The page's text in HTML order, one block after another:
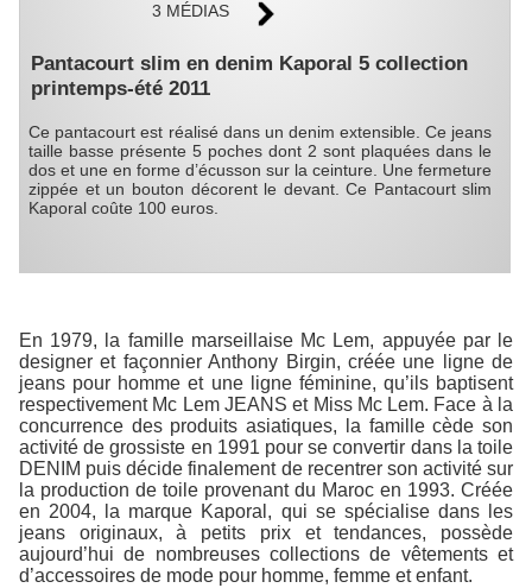
3 MÉDIAS
Pantacourt slim en denim Kaporal 5 collection
printemps-été 2011
Ce pantacourt est réalisé dans un denim extensible. Ce jeans
taille basse présente 5 poches dont 2 sont plaquées dans le
dos et une en forme d’écusson sur la ceinture. Une fermeture
zippée et un bouton décorent le devant. Ce Pantacourt slim
Kaporal coûte 100 euros.
En 1979, la famille marseillaise Mc Lem, appuyée par le
designer et façonnier Anthony Birgin, créée une ligne de
jeans pour homme et une ligne féminine, qu’ils baptisent
respectivement Mc Lem JEANS et Miss Mc Lem. Face à la
concurrence des produits asiatiques, la famille cède son
activité de grossiste en 1991 pour se convertir dans la toile
DENIM puis décide finalement de recentrer son activité sur
la production de toile provenant du Maroc en 1993. Créée
en 2004, la marque Kaporal, qui se spécialise dans les
jeans originaux, à petits prix et tendances, possède
aujourd’hui de nombreuses collections de vêtements et
d’accessoires de mode pour homme, femme et enfant.